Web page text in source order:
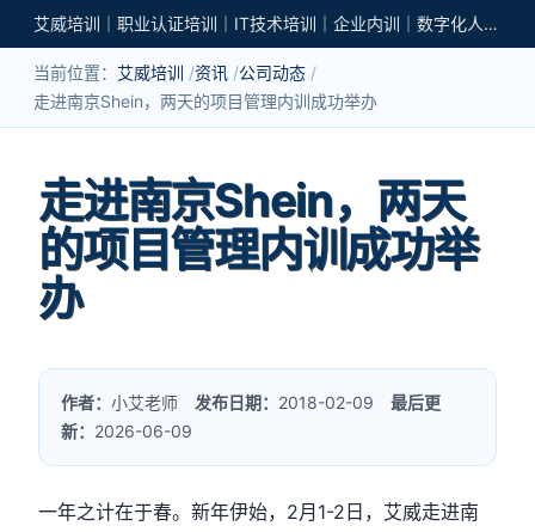
艾威培训｜职业认证培训｜IT技术培训｜企业内训｜数字化人才培养
当前位置： 艾威培训 资讯 公司动态
走进南京Shein，两天的项目管理内训成功举办
走进南京Shein，两天
的项目管理内训成功举
办
作者：小艾老师 发布日期： 2018-02-09最后更
新： 2026-06-09
一年之计在于春。新年伊始，2月1-2日，艾威走进南